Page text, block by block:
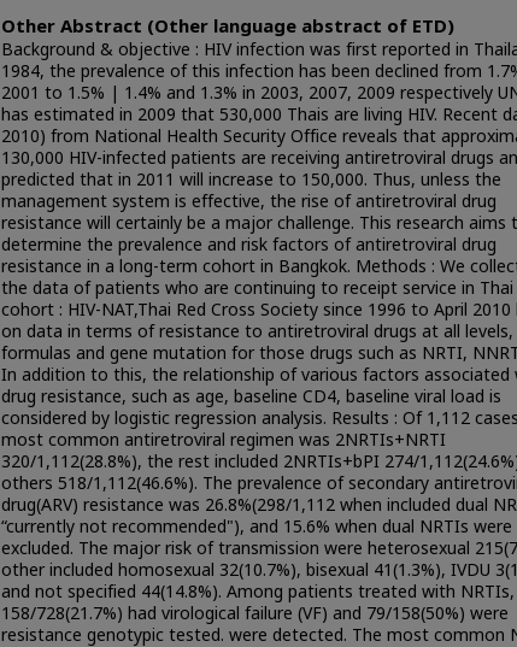
Other Abstract (Other language abstract of ETD)
Background & objective : HIV infection was first reported in
1984, the prevalence of this infection has been declined from
2001 to 1.5% | 1.4% and 1.3% in 2003, 2007, 2009 respectively
has estimated in 2009 that 530,000 Thais are living HIV. Recent
2010) from National Health Security Office reveals that
130,000 HIV-infected patients are receiving antiretroviral drugs
predicted that in 2011 will increase to 150,000. Thus, unless the
management system is effective, the rise of antiretroviral drug
resistance will certainly be a major challenge. This research aims
determine the prevalence and risk factors of antiretroviral drug
resistance in a long-term cohort in Bangkok. Methods : We
the data of patients who are continuing to receipt service in Thai
cohort : HIV-NAT,Thai Red Cross Society since 1996 to April 2010
on data in terms of resistance to antiretroviral drugs at all levels,
formulas and gene mutation for those drugs such as NRTI,
In addition to this, the relationship of various factors associated
drug resistance, such as age, baseline CD4, baseline viral load is
considered by logistic regression analysis. Results : Of 1,112
most common antiretroviral regimen was 2NRTIs+NRTI
320/1,112(28.8%), the rest included 2NRTIs+bPI 274/
others 518/1,112(46.6%). The prevalence of secondary
drug(ARV) resistance was 26.8%(298/1,112 when included dual
“currently not recommended"), and 15.6% when dual NRTIs were
excluded. The major risk of transmission were heterosexual
other included homosexual 32(10.7%), bisexual 41(1.3%), IVDU
and not specified 44(14.8%). Among patients treated with NRTIs,
158/728(21.7%) had virological failure (VF) and 79/158(50%) were
resistance genotypic tested. were detected. The most common